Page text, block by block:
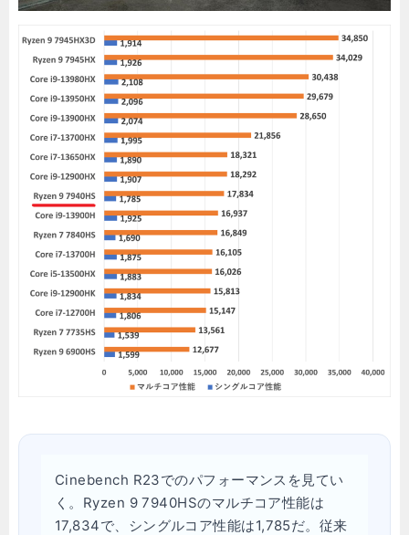
Cinebench R23でのパフォーマンスを見てい
く。Ryzen 9 7940HSのマルチコア性能は
17,834で、シングルコア性能は1,785だ。従来